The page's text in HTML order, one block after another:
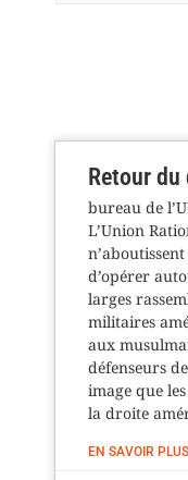
Retour du
bureau de
L’Union
d’opérer
larges
militaires
aux
défenseurs
image que
la droite
EN SAVOIR PLUS